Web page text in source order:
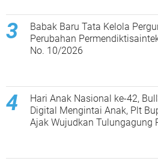
Babak Baru Tata Kelola
Perubahan
No. 10/2026
Hari Anak Nasional ke-42,
Digital Mengintai Anak, Plt
Ajak Wujudkan Tulungagung